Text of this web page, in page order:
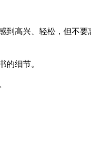
到高兴、轻松，但不
的细节。